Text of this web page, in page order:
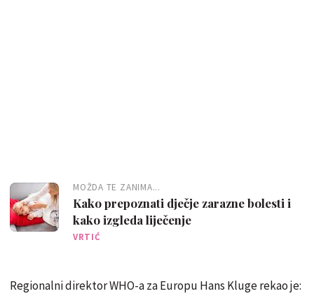
MOŽDA TE ZANIMA...
Kako prepoznati dječje zarazne bolesti i
kako izgleda liječenje
VRTIĆ
Regionalni direktor WHO-a za Europu Hans Kluge rekao je: